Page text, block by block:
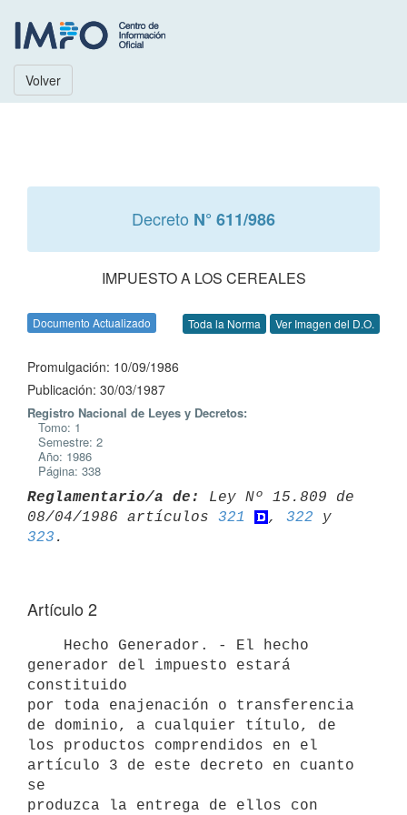
Volver
Decreto N° 611/986
IMPUESTO A LOS CEREALES
Documento Actualizado Toda la Norma Ver Imagen del D.O.
Promulgación: 10/09/1986
Publicación: 30/03/1987
Registro Nacional de Leyes y Decretos:
Tomo: 1
Semestre: 2
Año: 1986
Página: 338
Reglamentario/a de:
Ley Nº 15.809 de
08/04/1986 artículos 321 , 322
323
Artículo 2
generador del impuesto estará
constituido
por toda enajenación o transferencia
de dominio, a cualquier título, de
los productos comprendidos en el
artículo 3 de este decreto en cuanto
se
produzca la entrega de ellos con